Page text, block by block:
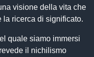
visione della vita che
la ricerca di significato.
quale siamo immersi
il nichilismo